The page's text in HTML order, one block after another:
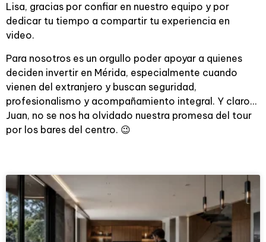
Lisa, gracias por confiar en nuestro equipo y por
dedicar tu tiempo a compartir tu experiencia en
video.
Para nosotros es un orgullo poder apoyar a quienes
deciden invertir en Mérida, especialmente cuando
vienen del extranjero y buscan seguridad,
profesionalismo y acompañamiento integral. Y claro…
Juan, no se nos ha olvidado nuestra promesa del tour
por los bares del centro. 😉